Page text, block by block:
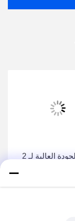
طاحونة الجودة العالية لـ 2